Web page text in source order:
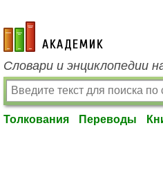
academic.ru
Словари и энциклопедии
Толкования Переводы